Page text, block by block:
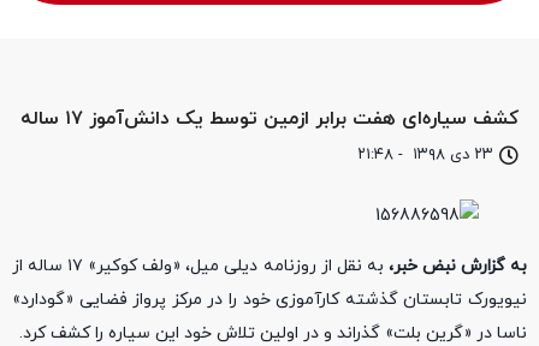
۲۳ دی ۱۳۹۸ - ۲۱:۴۸
کشف سیاره‌ای هفت برابر ازمین توسط یک دانش‌آموز ۱۷ ساله
به گزارش نبض خبر،
به نقل از روزنامه دیلی میل، «ولف کوکیر» ۱۷ ساله از
نیویورک تابستان گذشته کارآموزی خود را در مرکز پرواز فضایی «گودارد»
ناسا در «گرین بلت» گذراند و در اولین تلاش خود این سیاره را کشف کرد.